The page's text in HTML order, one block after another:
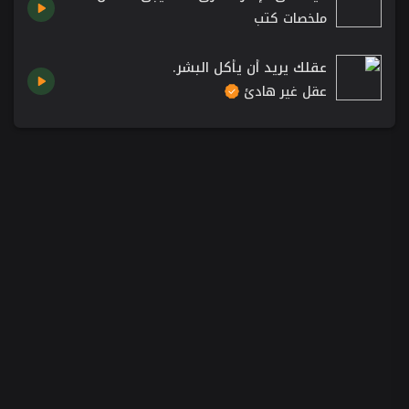
ملخصات كتب
عقلك يريد أن يأكل البشر.
عقل غير هادئ